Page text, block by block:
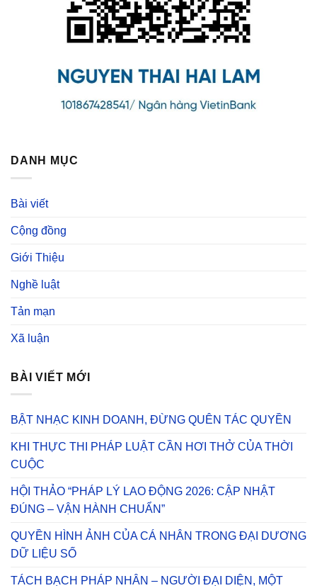
DANH MỤC
Bài viết
Cộng đồng
Giới Thiệu
Nghề luật
Tản mạn
Xã luận
BÀI VIẾT MỚI
BẬT NHẠC KINH DOANH, ĐỪNG QUÊN TÁC QUYỀN
KHI THỰC THI PHÁP LUẬT CẦN HƠI THỞ CỦA THỜI
CUỘC
HỘI THẢO “PHÁP LÝ LAO ĐỘNG 2026: CẬP NHẬT
ĐÚNG – VẬN HÀNH CHUẨN”
QUYỀN HÌNH ẢNH CỦA CÁ NHÂN TRONG ĐẠI DƯƠNG
DỮ LIỆU SỐ
TÁCH BẠCH PHÁP NHÂN – NGƯỜI ĐẠI DIỆN, MỘT